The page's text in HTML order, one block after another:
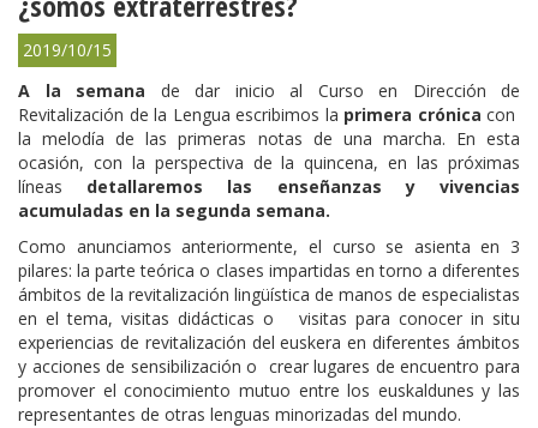
2019/10/15
A la semana de dar inicio al Curso en Dirección de
Revitalización de la Lengua escribimos la primera crónica con
la melodía de las primeras notas de una marcha. En esta
ocasión, con la perspectiva de la quincena, en las próximas
líneas detallaremos las enseñanzas y vivencias
acumuladas en la segunda semana.
Como anunciamos anteriormente, el curso se asienta en 3
pilares: la parte teórica o clases impartidas en torno a diferentes
ámbitos de la revitalización lingüística de manos de especialistas
en el tema, visitas didácticas o visitas para conocer in situ
experiencias de revitalización del euskera en diferentes ámbitos
y acciones de sensibilización o crear lugares de encuentro para
promover el conocimiento mutuo entre los euskaldunes y las
representantes de otras lenguas minorizadas del mundo.